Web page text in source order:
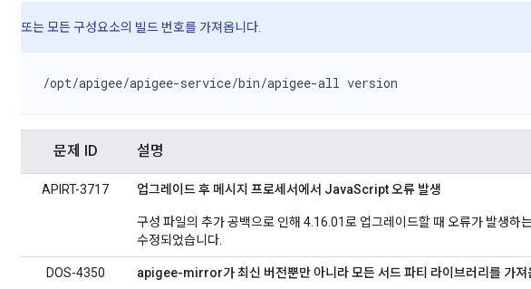
또는 모든 구성요소의 빌드 번호를 가져옵니다.
/opt/apigee/apigee-service/bin/apigee-all version
문제 ID 설명
APIRT-3717 업그레이드 후 메시지 프로세서에서 JavaScript 오류 발생
구성 파일의 추가 공백으로 인해 4.16.01로 업그레이드할 때 오류가 발생하
수정되었습니다.
DOS-4350 apigee-mirror가 최신 버전뿐만 아니라 모든 서드 파티 라이브러리를 가져